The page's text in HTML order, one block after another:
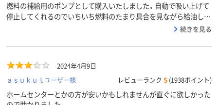
燃料の補給用のポンプとして購入いたしました。自動で吸い上げて
停止してくれるのでいちいち燃料のたまり具合を見ながら給油しな
くてよくなったのでとても重宝しております。また註文から発送ま
使用したいと思います。
続きを見る
2024年4月9日
ａｓｕｋｕｌユーザー様
レビューランク S (1938ポイント)
ホームセンターとかの方が安いかもしれませんが直ぐに欲しかった